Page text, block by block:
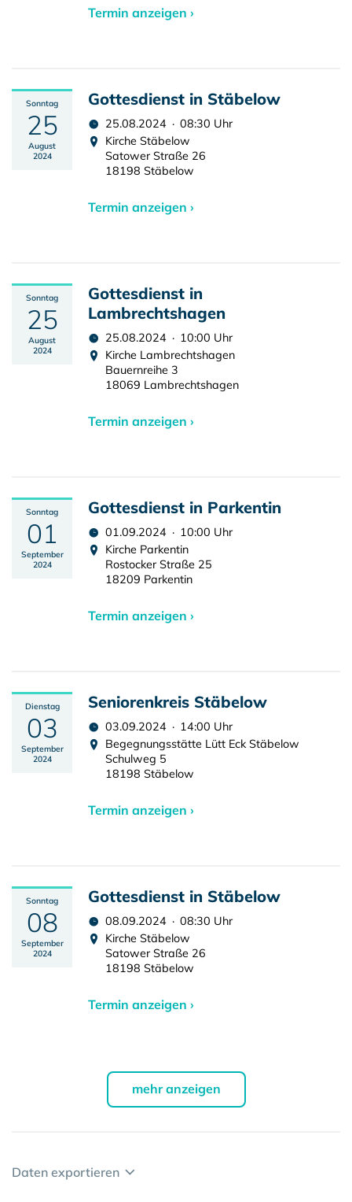
Termin anzeigen ›
Sonntag
25
August
2024
Gottesdienst in Stäbelow
25.08.2024 · 08:30 Uhr
Kirche Stäbelow
Satower Straße 26
18198 Stäbelow
Termin anzeigen ›
Sonntag
25
August
2024
Gottesdienst in
Lambrechtshagen
25.08.2024 · 10:00 Uhr
Kirche Lambrechtshagen
Bauernreihe 3
18069 Lambrechtshagen
Termin anzeigen ›
Sonntag
01
September
2024
Gottesdienst in Parkentin
01.09.2024 · 10:00 Uhr
Kirche Parkentin
Rostocker Straße 25
18209 Parkentin
Termin anzeigen ›
Dienstag
03
September
2024
Seniorenkreis Stäbelow
03.09.2024 · 14:00 Uhr
Begegnungsstätte Lütt Eck Stäbelow
Schulweg 5
18198 Stäbelow
Termin anzeigen ›
Sonntag
08
September
2024
Gottesdienst in Stäbelow
08.09.2024 · 08:30 Uhr
Kirche Stäbelow
Satower Straße 26
18198 Stäbelow
Termin anzeigen ›
mehr anzeigen
Daten exportieren